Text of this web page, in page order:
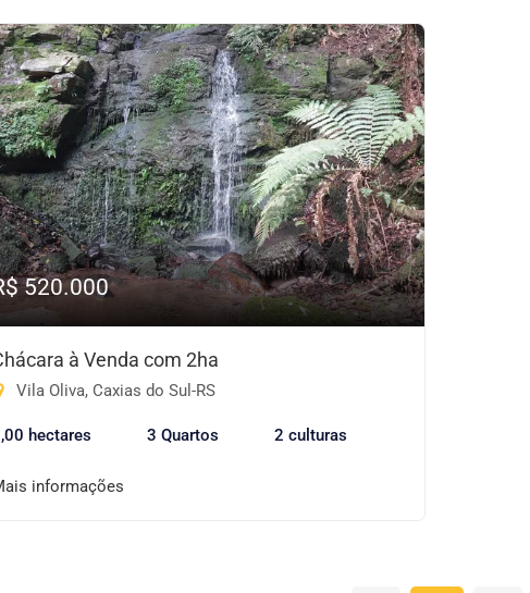
520.000
à Venda com 2ha
Vila Oliva, Caxias do Sul-RS
hectares 3 Quartos 2 culturas
informações